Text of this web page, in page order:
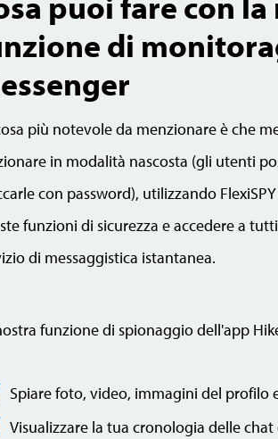
di
più notevole da menzionare è che
in modalità nascosta (gli utenti
con password), utilizzando
funzioni di sicurezza e accedere a
di messaggistica istantanea.
funzione di spionaggio dell'app
Spiare foto, video, immagini del profilo
Visualizzare la tua cronologia delle chat